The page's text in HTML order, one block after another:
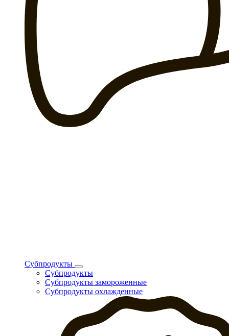
Субпродукты
Субпродукты
Субпродукты замороженные
Субпродукты охлажденные